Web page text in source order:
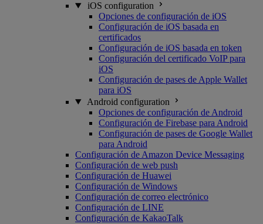
iOS configuration
Opciones de configuración de iOS
Configuración de iOS basada en
certificados
Configuración de iOS basada en token
Configuración del certificado VoIP para
iOS
Configuración de pases de Apple Wallet
para iOS
Android configuration
Opciones de configuración de Android
Configuración de Firebase para Android
Configuración de pases de Google Wallet
para Android
Configuración de Amazon Device Messaging
Configuración de web push
Configuración de Huawei
Configuración de Windows
Configuración de correo electrónico
Configuración de LINE
Configuración de KakaoTalk